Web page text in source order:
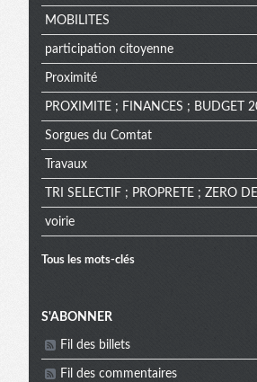
MOBILITES
participation citoyenne
Proximité
PROXIMITE ; FINANCES ; BUDGET
Sorgues du Comtat
Travaux
TRI SELECTIF ; PROPRETE ; ZERO
voirie
Tous les mots-clés
Menu
S'ABONNER
Fil des billets
Fil des commentaires